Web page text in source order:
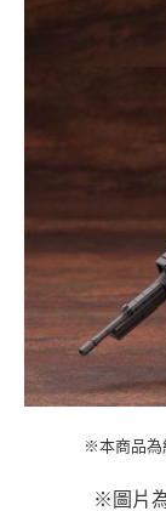
※本商品為
※圖片